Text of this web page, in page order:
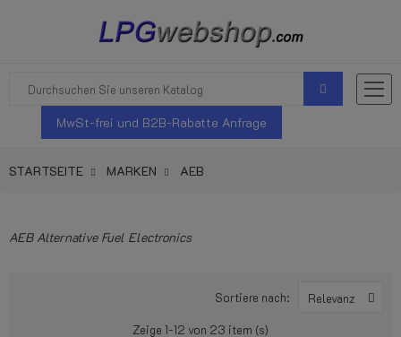
MwSt-frei und B2B-Rabatte Anfrage
STARTSEITE MARKEN AEB
AEB Alternative Fuel Electronics
Sortiere nach: Relevanz
Zeige 1-12 von 23 item (s)